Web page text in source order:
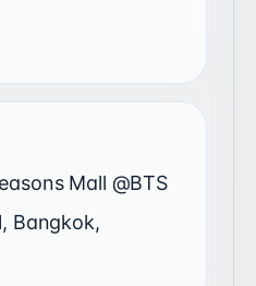
Mall @BTS
Bangkok,